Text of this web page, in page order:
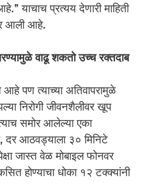
याचाच प्रत्यय देणारी माहिती
आली आहे.
वाढू शकतो उच्च रक्तदाब
पण त्याच्या अतिवापरामुळे
निरोगी जीवनशैलीवर खूप
समोर आलेल्या एका
आठवड्याला ३० मिनिटे
जास्त वेळ मोबाइल फोनवर
होण्याचा धोका १२ टक्क्यांनी